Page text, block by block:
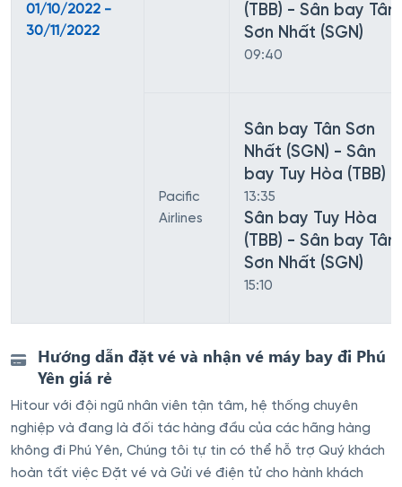
01/10/2022 -
30/11/2022
(TBB) - Sân bay Tân
Sơn Nhất (SGN)
09:40
Pacific
Airlines
Sân bay Tân Sơn
Nhất (SGN) - Sân
bay Tuy Hòa (TBB)
13:35
Sân bay Tuy Hòa
(TBB) - Sân bay Tân
Sơn Nhất (SGN)
15:10
Hướng dẫn đặt vé và nhận vé máy bay đi Phú
Yên giá rẻ
Hitour với đội ngũ nhân viên tận tâm, hệ thống chuyên
nghiệp và đang là đối tác hàng đầu của các hãng hàng
không đi Phú Yên, Chúng tôi tự tin có thể hỗ trợ Quý khách
hoàn tất việc Đặt vé và Gửi vé điện tử cho hành khách